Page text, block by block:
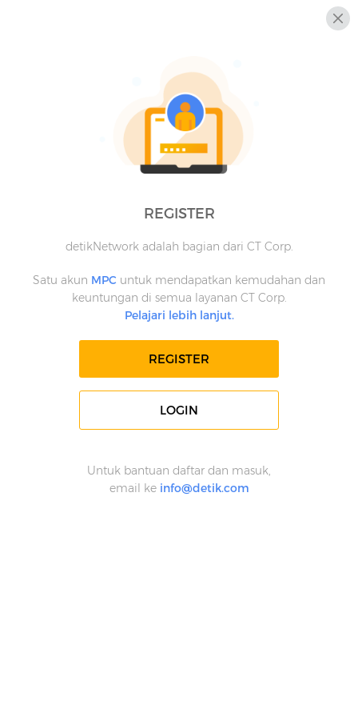
REGISTER
detikNetwork adalah bagian dari CT Corp.
Satu akun MPC untuk mendapatkan kemudahan dan
keuntungan di semua layanan CT Corp.
Pelajari lebih lanjut.
REGISTER
LOGIN
Untuk bantuan daftar dan masuk,
email ke info@detik.com